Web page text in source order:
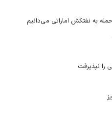
به نفتکش اماراتی می‌دانیم